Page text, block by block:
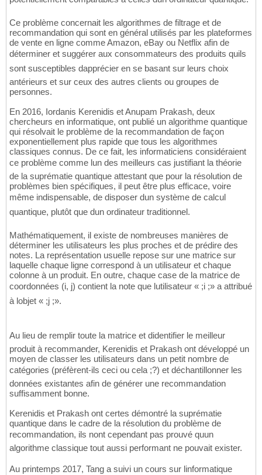
Ce problème concernait les algorithmes de filtrage et de
recommandation qui sont en général utilisés par les plateformes
de vente en ligne comme Amazon, eBay ou Netflix afin de
déterminer et suggérer aux consommateurs des produits quils
sont susceptibles dapprécier en se basant sur leurs choix
antérieurs et sur ceux des autres clients ou groupes de
personnes.
En 2016, Iordanis Kerenidis et Anupam Prakash, deux
chercheurs en informatique, ont publié un algorithme quantique
qui résolvait le problème de la recommandation de façon
exponentiellement plus rapide que tous les algorithmes
classiques connus. De ce fait, les informaticiens considéraient
ce problème comme lun des meilleurs cas justifiant la théorie
de la suprématie quantique attestant que pour la résolution de
problèmes bien spécifiques, il peut être plus efficace, voire
même indispensable, de disposer dun système de calcul
quantique, plutôt que dun ordinateur traditionnel.
Mathématiquement, il existe de nombreuses manières de
déterminer les utilisateurs les plus proches et de prédire des
notes. La représentation usuelle repose sur une matrice sur
laquelle chaque ligne correspond à un utilisateur et chaque
colonne à un produit. En outre, chaque case de la matrice de
coordonnées (i, j) contient la note que lutilisateur « ;i ;» a attribué
à lobjet « ;j ;».
Au lieu de remplir toute la matrice et didentifier le meilleur
produit à recommander, Kerenidis et Prakash ont développé un
moyen de classer les utilisateurs dans un petit nombre de
catégories (préfèrent-ils ceci ou cela ;?) et déchantillonner les
données existantes afin de générer une recommandation
suffisamment bonne.
Kerenidis et Prakash ont certes démontré la suprématie
quantique dans le cadre de la résolution du problème de
recommandation, ils nont cependant pas prouvé quun
algorithme classique tout aussi performant ne pouvait exister.
Au printemps 2017, Tang a suivi un cours sur linformatique